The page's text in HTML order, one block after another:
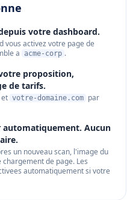
votre dashboard.
vous activez votre page de
a
acme-corp .
proposition,
de tarifs.
et votre-domaine.com par
automatiquement. Aucun
un nouveau scan, l'image du
de page. Les
automatiquement si votre